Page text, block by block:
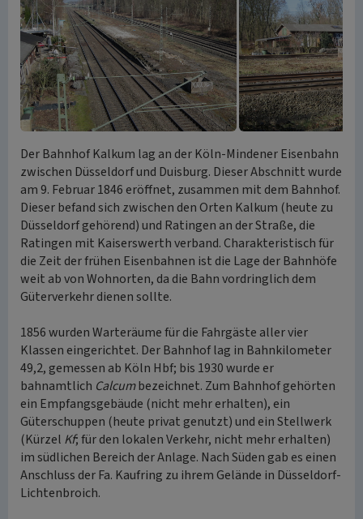
Der Bahnhof Kalkum lag an der Köln-Mindener Eisenbahn
zwischen Düsseldorf und Duisburg. Dieser Abschnitt wurde
am 9. Februar 1846 eröffnet, zusammen mit dem Bahnhof.
Dieser befand sich zwischen den Orten Kalkum (heute zu
Düsseldorf gehörend) und Ratingen an der Straße, die
Ratingen mit Kaiserswerth verband. Charakteristisch für
die Zeit der frühen Eisenbahnen ist die Lage der Bahnhöfe
weit ab von Wohnorten, da die Bahn vordringlich dem
Güterverkehr dienen sollte.
1856 wurden Warteräume für die Fahrgäste aller vier
Klassen eingerichtet. Der Bahnhof lag in Bahnkilometer
49,2, gemessen ab Köln Hbf; bis 1930 wurde er
bahnamtlich Calcumbezeichnet. Zum Bahnhof gehörten
ein Empfangsgebäude (nicht mehr erhalten), ein
Güterschuppen (heute privat genutzt) und ein Stellwerk
(Kürzel Kf; für den lokalen Verkehr, nicht mehr erhalten)
im südlichen Bereich der Anlage. Nach Süden gab es einen
Anschluss der Fa. Kaufring zu ihrem Gelände in Düsseldorf-
Lichtenbroich.